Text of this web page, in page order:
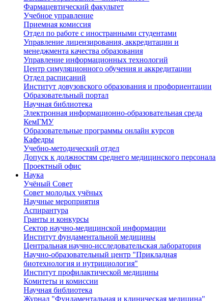
Фармацевтический факультет
Учебное управление
Приемная комиссия
Отдел по работе с иностранными студентами
Управление лицензирования, аккредитации и
менеджмента качества образования
Управление информационных технологий
Центр симуляционного обучения и аккредитации
Отдел расписаний
Институт довузовского образования и профориентации
Образовательный портал
Научная библиотека
Электронная информационно-образовательная среда
КемГМУ
Образовательные программы онлайн курсов
Кафедры
Учебно-методический отдел
Допуск к должностям среднего медицинского персонала
Проектный офис
Наука
Учёный Cовет
Совет молодых учёных
Научные мероприятия
Аспирантура
Гранты и конкурсы
Сектор научно-медицинской информации
Институт фундаментальной медицины
Центральная научно-исследовательская лаборатория
Научно-образовательный центр "Прикладная
биотехнология и нутрициология"
Институт профилактической медицины
Комитеты и комиссии
Научная библиотека
Журнал "Фундаментальная и клиническая медицина"